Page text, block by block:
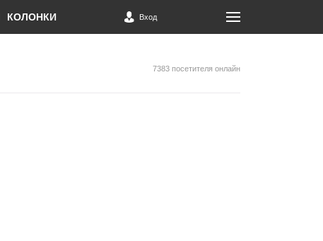
КОЛОНКИ Вход
7383 посетителя онлайн